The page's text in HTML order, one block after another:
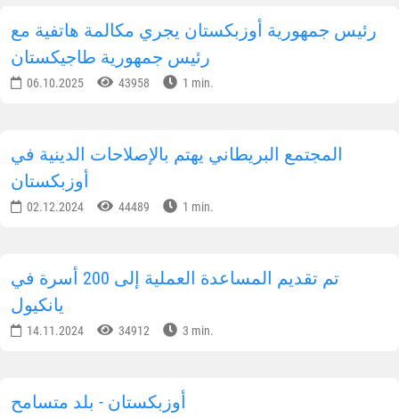
رئيس جمهورية أوزبكستان يجري مكالمة هاتفية مع
رئيس جمهورية طاجيكستان
06.10.2025 43958 1 min.
المجتمع البريطاني يهتم بالإصلاحات الدينية في
أوزبكستان
02.12.2024 44489 1 min.
تم تقديم المساعدة العملية إلى 200 أسرة في
يانكيول
14.11.2024 34912 3 min.
أوزبكستان - بلد متسامح